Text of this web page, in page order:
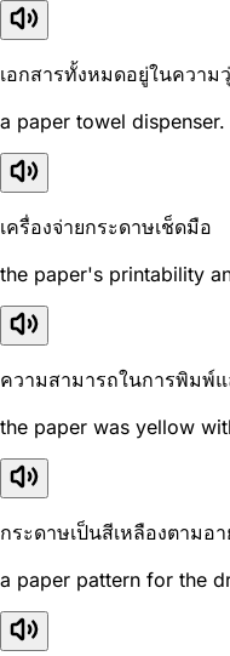
เอกสารทั้งหมดอยู่ในความ
a paper towel dispenser.
เครื่องจ่ายกระดาษเช็ดมือ
the paper's printability
ความสามารถในการพิมพ์
the paper was yellow
กระดาษเป็นสีเหลืองตามอา
a paper pattern for the